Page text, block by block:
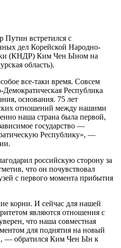
Путин встретился с
дел Корейской Народно-
(КНДР) Ким Чен Ыном на
область).
все-таки время. Совсем
Республика
основания. 75 лет
отношений между нашими
наша страна была первой,
государство —
Республику», —
российскую сторону за
что он почувствовал
с первого момента прибытия
корни. И сейчас для нашей
являются отношения с
что наша совместная
для поднятия на новый
— обратился Ким Чен Ын к